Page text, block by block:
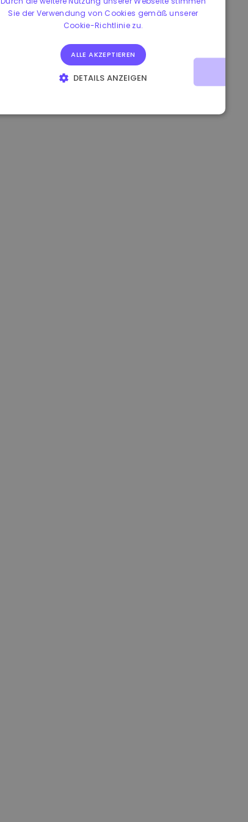
1.170000 € +2.60% 3.2B €
Sie der Verwendung von Cookies gemäß unserer
Cookie-Richtlinie zu.
ALLE AKZEPTIEREN
DETAILS ANZEIGEN